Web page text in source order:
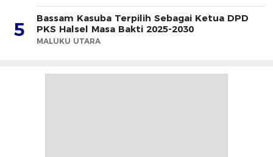
5
Bassam Kasuba Terpilih Sebagai Ketua DPD
PKS Halsel Masa Bakti 2025-2030
MALUKU UTARA